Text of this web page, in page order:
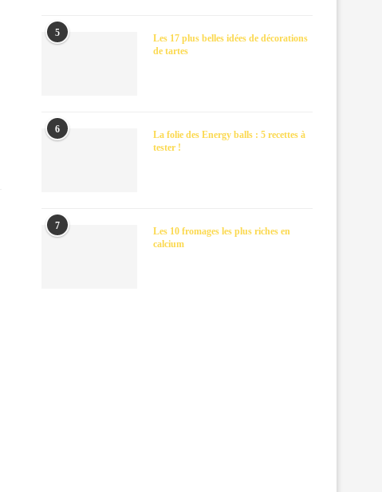
5
Les 17 plus belles idées de décorations
de tartes
6
La folie des Energy balls : 5 recettes à
tester !
7
Les 10 fromages les plus riches en
calcium